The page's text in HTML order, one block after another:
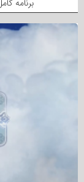
برنامه کامل | زمزم